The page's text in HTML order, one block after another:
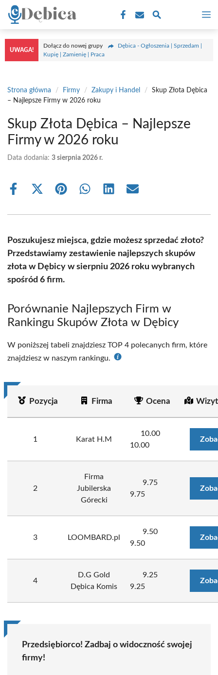
Przejdź
treści
UWAGA!
Dołącz do nowej grupy
Dębica - Ogłoszenia | Sprzedam |
Kupię | Zamienię | Praca
Strona główna / Firmy / Zakupy i Handel /
Skup Złota Dębica
– Najlepsze Firmy w 2026 roku
Skup Złota Dębica – Najlepsze
Firmy w 2026 roku
Data dodania: 3 sierpnia 2026 r.
Share
Share
(Twitter)
Share Share Share Share
Poszukujesz miejsca, gdzie możesz sprzedać złoto?
Przedstawiamy zestawienie najlepszych skupów
złota w Dębicy w sierpniu 2026 roku wybranych
spośród 6 firm.
Porównanie Najlepszych Firm w
Rankingu Skupów Złota w Dębicy
W poniższej tabeli znajdziesz TOP 4 polecanych firm, które
znajdziesz w naszym rankingu.
Pozycja Firma Ocena
1 Karat H.M
10.00
10.00
2
Firma
Jubilerska
Górecki
9.75
9.75
3 LOOMBARD.pl
9.50
9.50
4
D.G Gold
Dębica Komis
9.25
9.25
Przedsiębiorco! Zadbaj o widoczność swojej
firmy!